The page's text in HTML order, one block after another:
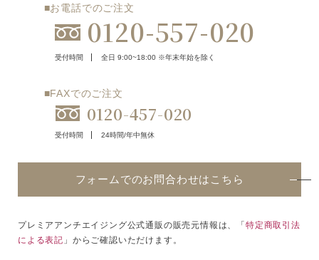
■お電話でのご注文
0120-557-020
受付時間 全日 9:00~18:00 ※年末年始を除く
■FAXでのご注文
0120-457-020
受付時間 24時間/年中無休
フォームでのお問合わせはこちら
プレミアアンチエイジング公式通販の販売元情報は、「特定商取引法
による表記 」からご確認いただけます。